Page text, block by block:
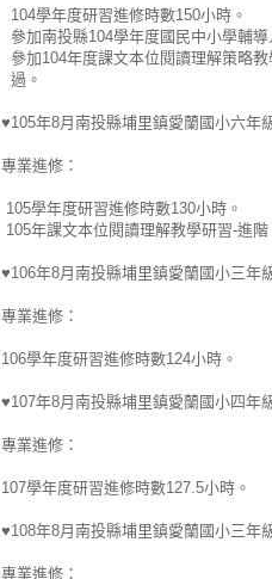
104學年度研習進修時數150小時。
參加南投縣104學年度國民中小學輔
參加104年度課文本位閱讀理解策略
過。
♥105年8月南投縣埔里鎮愛蘭國小六年
專業進修：
105學年度研習進修時數130小時。
105年課文本位閱讀理解教學研習-進階
♥106年8月南投縣埔里鎮愛蘭國小三年
專業進修：
106學年度研習進修時數124小時。
♥107年8月南投縣埔里鎮愛蘭國小四年
專業進修：
107學年度研習進修時數127.5小時。
♥108年8月南投縣埔里鎮愛蘭國小三年
專業進修：